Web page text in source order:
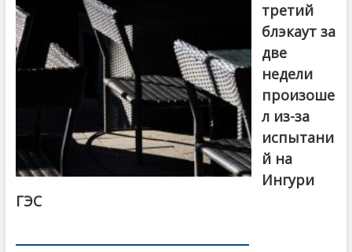
третий
блэкаут за
две
недели
произоше
л из-за
испытани
й на
Ингури
ГЭС